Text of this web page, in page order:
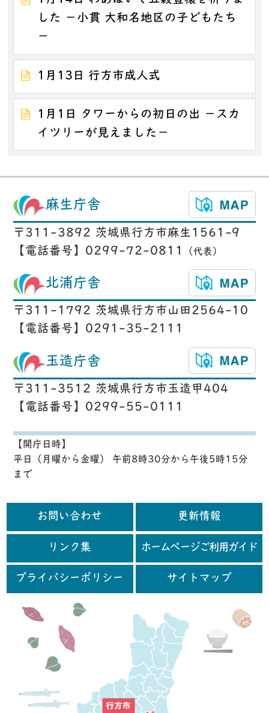
した －小貫 大和名地区の子どもたち
－
1月13日 行方市成人式
1月1日 タワーからの初日の出 －スカ
イツリーが見えました－
麻生庁舎
〒311-3892 茨城県行方市麻生1561-9
【電話番号】0299-72-0811
（代表）
北浦庁舎
〒311-1792 茨城県行方市山田2564-10
【電話番号】0291-35-2111
玉造庁舎
〒311-3512 茨城県行方市玉造甲404
【電話番号】0299-55-0111
【開庁日時】
平日（月曜から金曜） 午前8時30分から午後5時15分
まで
お問い合わせ 更新情報
リンク集 ホームページご利用ガイド
プライバシーポリシー サイトマップ